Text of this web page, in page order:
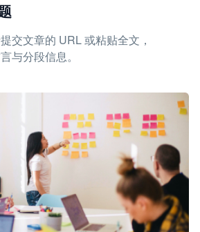
交文章的 URL 或粘贴全文，
与分段信息。